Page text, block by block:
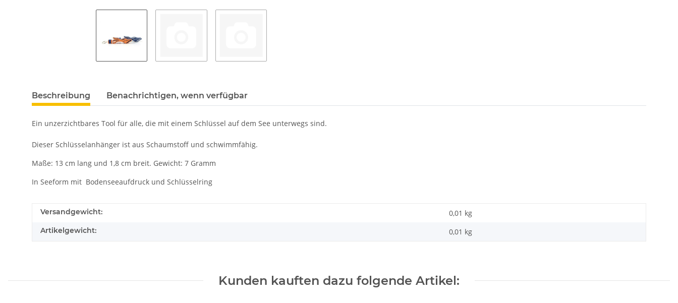
Beschreibung Benachrichtigen, wenn verfügbar
Ein unzerzichtbares Tool für alle, die mit einem Schlüssel auf dem See unterwegs sind.
Dieser Schlüsselanhänger ist aus Schaumstoff und schwimmfähig.
Maße: 13 cm lang und 1,8 cm breit. Gewicht: 7 Gramm
In Seeform mit Bodenseeaufdruck und Schlüsselring
Versandgewicht: 0,01 kg
Artikelgewicht: 0,01 kg
Kunden kauften dazu folgende Artikel: